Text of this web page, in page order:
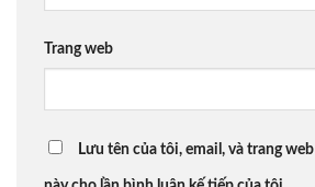
Trang web
Lưu tên của tôi, email, và trang